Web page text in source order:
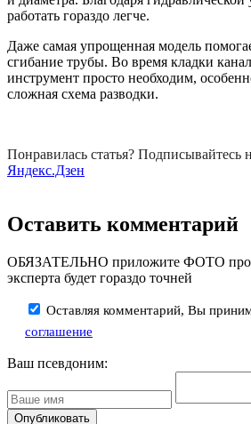
работать гораздо легче.
Даже самая упрощенная модель
сгибание трубы. Во время кладки
инструмент просто необходим,
сложная схема разводки.
Понравилась статья? Подписывайтесь
Яндекс.Дзен
Оставить комментарий
ОБЯЗАТЕЛЬНО приложите ФОТО
эксперта будет гораздо точней
Оставляя комментарий, Вы
соглашение
Ваш псевдоним: